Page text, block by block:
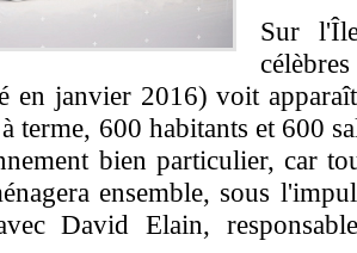
Sur
en janvier 2016) voit
terme, 600 habitants et 600
bien particulier, car
ensemble, sous
David Elain,